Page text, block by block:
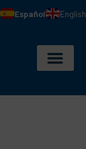
Español English